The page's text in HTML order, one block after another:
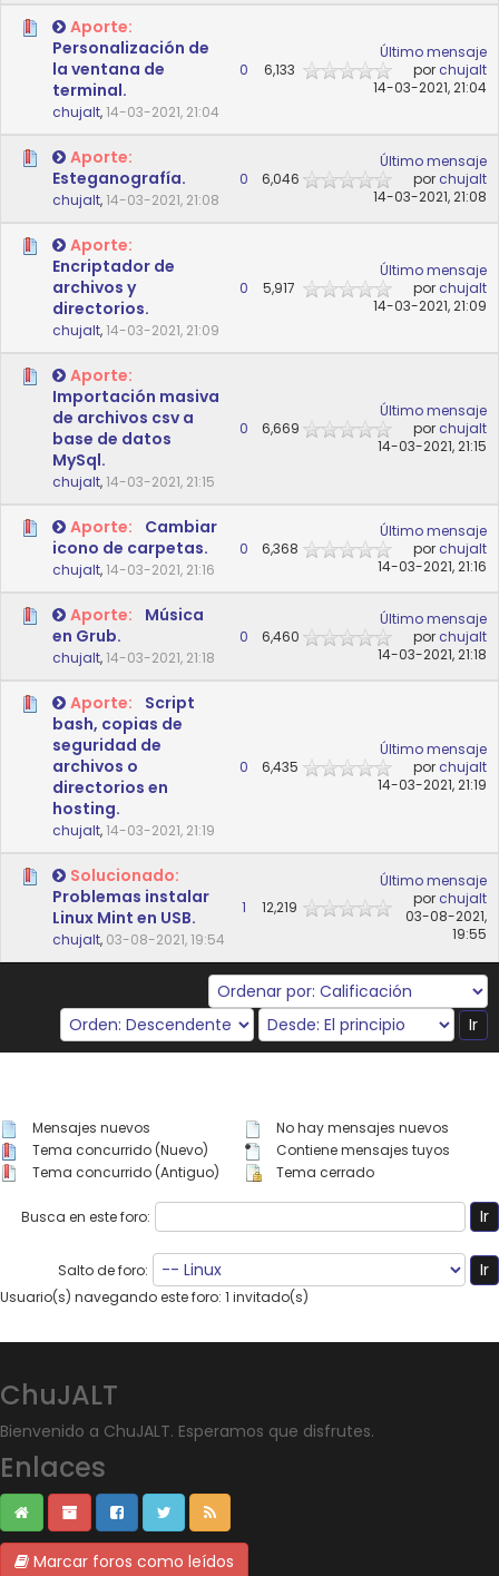
Aporte:
Personalización de
la ventana de
terminal.
chujalt,14-03-2021, 21:04
0 6,133
Último mensaje
por chujalt
14-03-2021, 21:04
Aporte:
Esteganografía.
chujalt,14-03-2021, 21:08
0 6,046
Último mensaje
por chujalt
14-03-2021, 21:08
Aporte:
Encriptador de
archivos y
directorios.
chujalt,14-03-2021, 21:09
0 5,917
Último mensaje
por chujalt
14-03-2021, 21:09
Aporte:
Importación masiva
de archivos csv a
base de datos
MySql.
chujalt,14-03-2021, 21:15
0 6,669
Último mensaje
por chujalt
14-03-2021, 21:15
Aporte:
Cambiar
icono de carpetas.
chujalt,14-03-2021, 21:16
0 6,368
Último mensaje
por chujalt
14-03-2021, 21:16
Aporte:
Música
en Grub.
chujalt,14-03-2021, 21:18
0 6,460
Último mensaje
por chujalt
14-03-2021, 21:18
Aporte:
Script
bash, copias de
seguridad de
archivos o
directorios en
hosting.
chujalt,14-03-2021, 21:19
0 6,435
Último mensaje
por chujalt
14-03-2021, 21:19
Solucionado:
Problemas instalar
Linux Mint en USB.
chujalt, 03-08-2021, 19:54
1 12,219
Último mensaje
por chujalt
03-08-2021,
19:55
Mensajes nuevos
Tema concurrido (Nuevo)
Tema concurrido (Antiguo)
No hay mensajes nuevos
Contiene mensajes tuyos
Tema cerrado
Busca en este foro:
Salto de foro:
Usuario(s) navegando este foro: 1 invitado(s)
ChuJALT
Bienvenido a ChuJALT. Esperamos que disfrutes.
Enlaces
Marcar foros como leídos